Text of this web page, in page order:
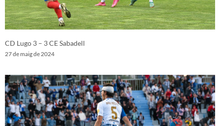
CD Lugo 3 – 3 CE Sabadell
27 de maig de 2024